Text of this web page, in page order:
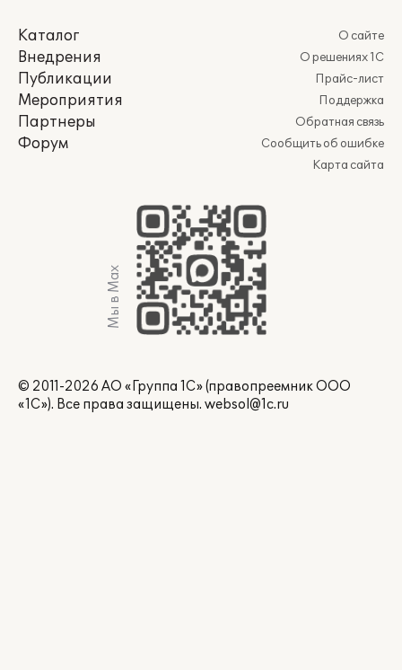
Каталог
Внедрения
Публикации
Мероприятия
Партнеры
Форум
О сайте
О решениях 1С
Прайс-лист
Поддержка
Обратная связь
Сообщить об ошибке
Карта сайта
Мы в Max
© 2011-2026 АО «Группа 1С» (правопреемник ООО
«1С»). Все права защищены. websol@1c.ru